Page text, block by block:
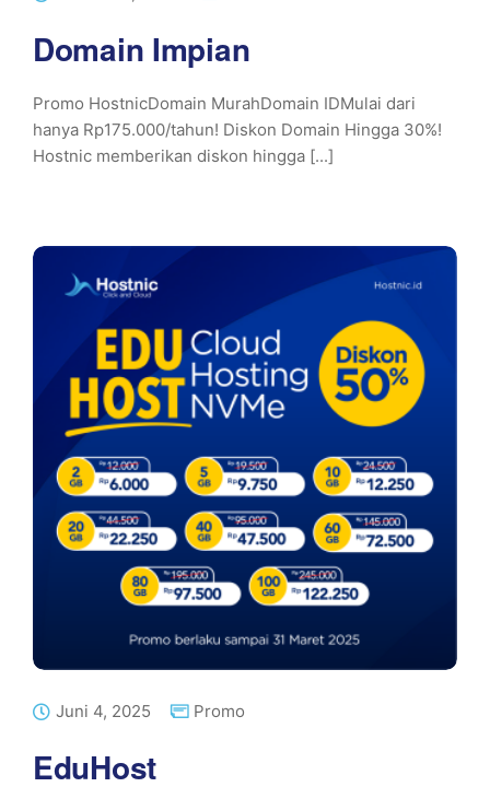
Domain Impian
Promo HostnicDomain MurahDomain IDMulai dari
hanya Rp175.000/tahun! Diskon Domain Hingga 30%!
Hostnic memberikan diskon hingga [...]
Juni 4, 2025 Promo
EduHost